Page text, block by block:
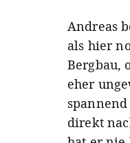
Andreas
als hier
Bergbau,
eher
direkt